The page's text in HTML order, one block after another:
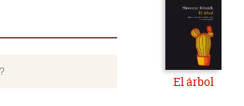
El árbol